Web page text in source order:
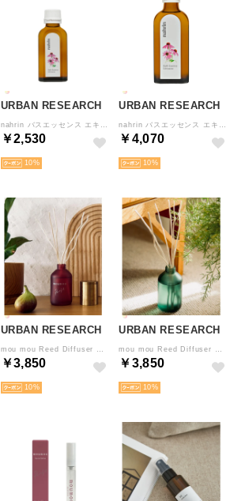
URBAN RESEARCH
￥2,530
10
URBAN RESEARCH
￥4,070
10
URBAN RESEARCH
￥3,850
10
URBAN RESEARCH
￥3,850
10